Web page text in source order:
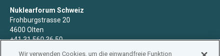
Nuklearforum Schweiz
Frohburgstrasse 20
4600 Olten
+41 31 560 36 50
Wir verwenden Cookies, um die einwandfreie Funktion